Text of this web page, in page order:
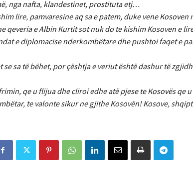
nga nafta, klandestinet, prostituta etj…
lire, pamvaresine aq sa e patem, duke vene Kosoven
e Albin Kurtit sot nuk do te kishim Kosoven e
e diplomacise nderkombëtare dhe pushtoi faqet e
sa të bëhet, por çështja e veriut është dashur të
qe u flijua dhe cliroi edhe atë pjese te Kosovës qe
te valonte sikur ne gjithe Kosovën! Kosove,